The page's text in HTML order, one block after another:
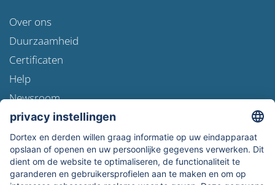
Over ons
Duurzaamheid
Certificaten
Help
Newsroom
Verzendinformatie
Gegevensbescherming